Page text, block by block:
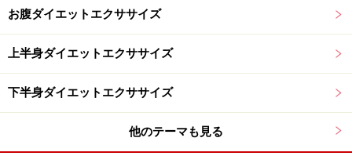
【ポイント】
・まずは左右1回ずつ×5セットが目標。慣れてきたら左
右各8～10セットなど徐々に回数を増やす
・手の指を開いて床につけることで重心が安定し、手首
お腹ダイエットエクササイズ
上半身ダイエットエクササイズ
下半身ダイエットエクササイズ
他のテーマも見る